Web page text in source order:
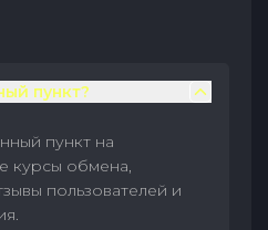
пункт?
пункт на
курсы обмена,
пользователей и